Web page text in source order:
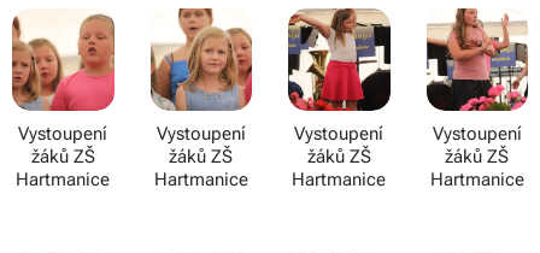
Vystoupení
žáků ZŠ
Hartmanice
Vystoupení
žáků ZŠ
Hartmanice
Vystoupení
žáků ZŠ
Hartmanice
Vystoupení
žáků ZŠ
Hartmanice